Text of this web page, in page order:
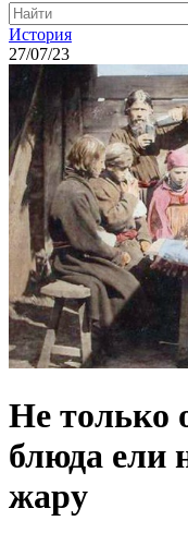
История
27/07/23
Не только
блюда ели
жару